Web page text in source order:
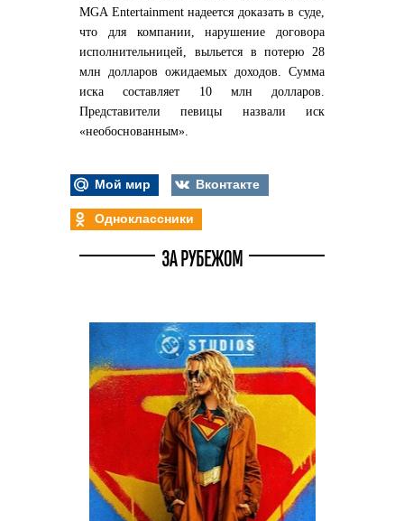
MGA Entertainment надеется доказать в суде,
что для компании, нарушение договора
исполнительницей, выльется в потерю 28
млн долларов ожидаемых доходов. Сумма
иска составляет 10 млн долларов.
Представители певицы назвали иск
«необоснованным».
Мой мир
Вконтакте
Одноклассники
ЗА РУБЕЖОМ